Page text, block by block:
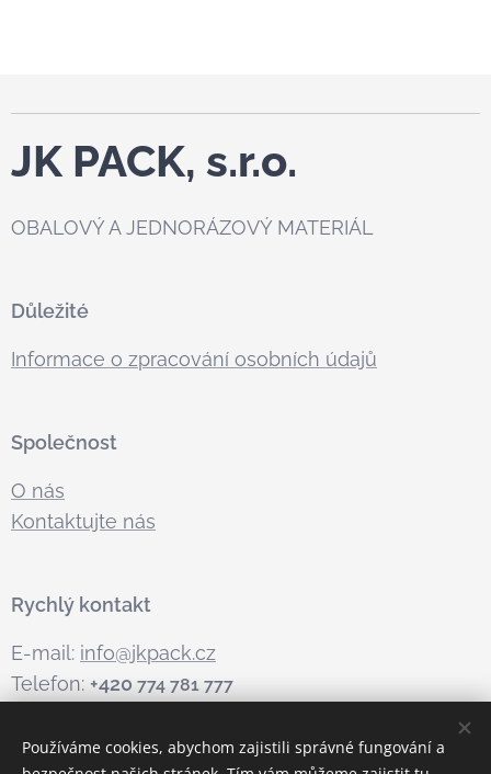
JK PACK, s.r.o.
OBALOVÝ A JEDNORÁZOVÝ MATERIÁL
Důležité
Informace o zpracování osobních údajů
Společnost
O nás
Kontaktujte nás
Rychlý kontakt
E-mail: info@jkpack.cz
Telefon: +420 774 781 777
Používáme cookies, abychom zajistili správné fungování a